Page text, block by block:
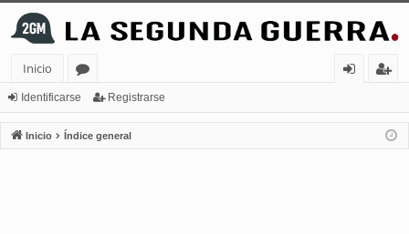
Inicio
or
os
nt
ifi
ist
ra
Identificarse Registrarse
Inicio Índice general